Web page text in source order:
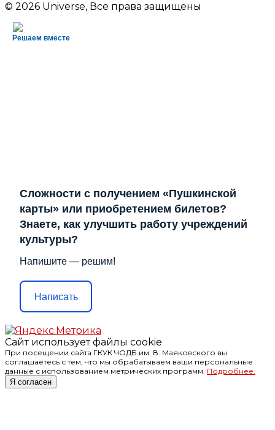
© 2026 Universe, Все права защищены
Решаем вместе
Сложности с получением «Пушкинской
карты» или приобретением билетов?
Знаете, как улучшить работу учреждений
культуры?
Напишите — решим!
Написать
Сайт использует файлы cookie
При посещении сайта ГКУК ЧОДБ им. В. Маяковского вы
соглашаетесь с тем, что мы обрабатываем ваши персональные
данные с использованием метрических программ. Подробнее.
Я согласен